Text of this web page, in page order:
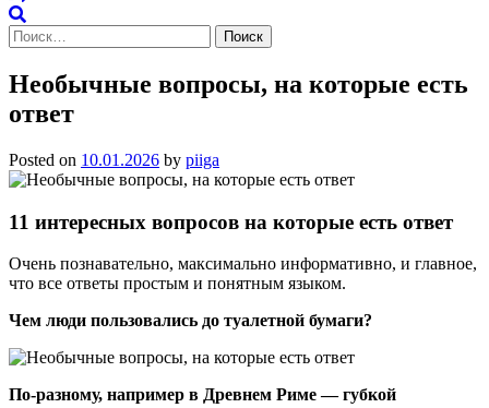
Найти:
Необычные вопросы, на которые есть
ответ
Posted on 10.01.2026 by piiga
11 интересных вопросов на которые есть ответ
Очень познавательно, максимально информативно, и главное,
что все ответы простым и понятным языком.
Чем люди пользовались до туалетной бумаги?
По-разному, например в Древнем Риме — губкой